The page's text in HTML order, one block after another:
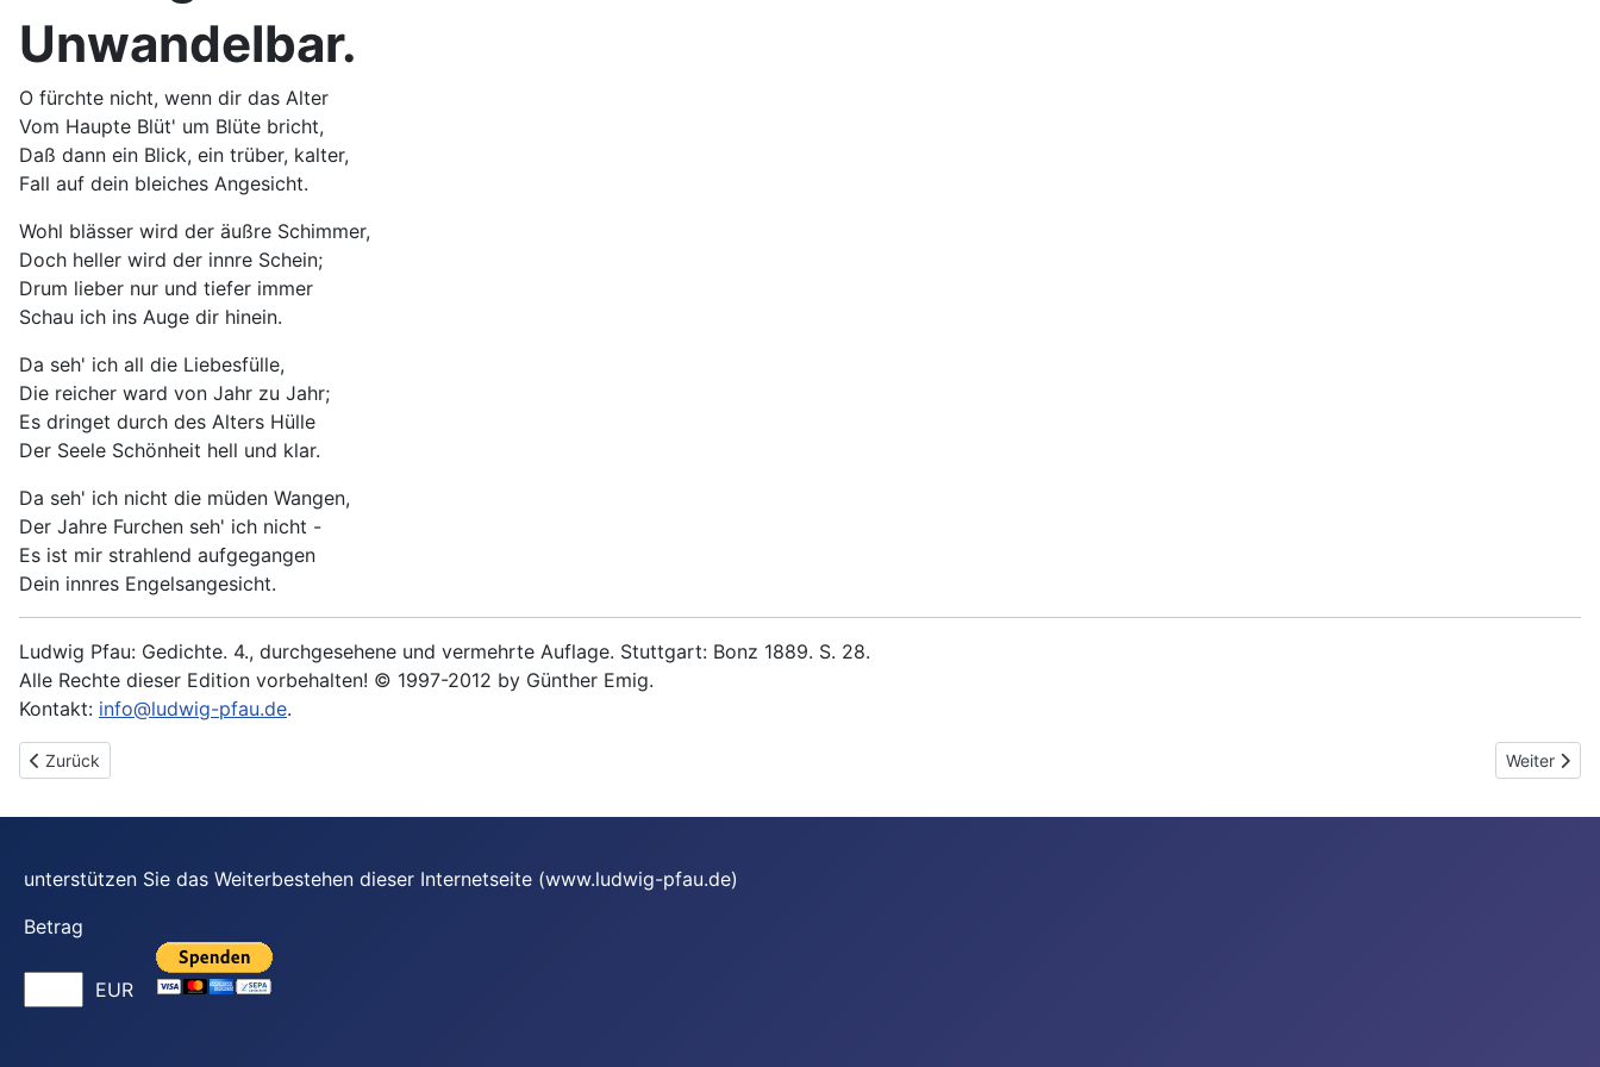
Unwandelbar.
O fürchte nicht, wenn dir das Alter
Vom Haupte Blüt' um Blüte bricht,
Daß dann ein Blick, ein trüber, kalter,
Fall auf dein bleiches Angesicht.
Wohl blässer wird der äußre Schimmer,
Doch heller wird der innre Schein;
Drum lieber nur und tiefer immer
Schau ich ins Auge dir hinein.
Da seh' ich all die Liebesfülle,
Die reicher ward von Jahr zu Jahr;
Es dringet durch des Alters Hülle
Der Seele Schönheit hell und klar.
Da seh' ich nicht die müden Wangen,
Der Jahre Furchen seh' ich nicht -
Es ist mir strahlend aufgegangen
Dein innres Engelsangesicht.
Ludwig Pfau: Gedichte. 4., durchgesehene und vermehrte Auflage. Stuttgart: Bonz 1889. S. 28.
Alle Rechte dieser Edition vorbehalten! © 1997-2012 by Günther Emig.
Kontakt: info@ludwig-pfau.de.
Vorheriger Beitrag: Einst und Jetzt
Zurück Nächster
Weiter
unterstützen Sie das Weiterbestehen dieser Internetseite (www.ludwig-pfau.de)
Betrag
EUR